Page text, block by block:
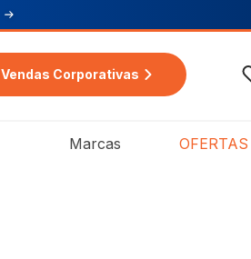
Vendas Corporativas
Marcas OFERTAS